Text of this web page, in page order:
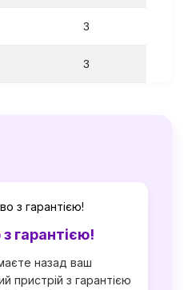
3
3
з гарантією!
назад ваш
пристрій з гарантією